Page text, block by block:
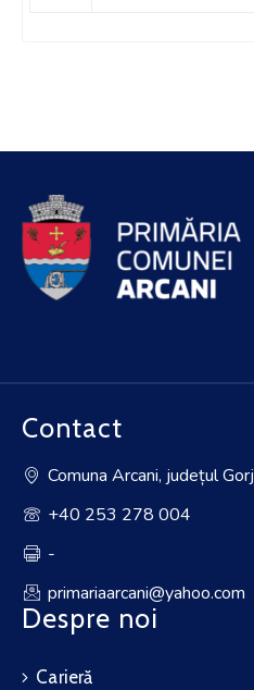
Contact
Comuna Arcani, județul Gorj
+40 253 278 004
-
primariaarcani@yahoo.com
Despre noi
Carieră